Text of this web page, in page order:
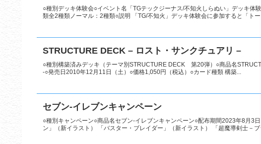
○種別デッキ体験会○イベント名「TGテックジーナス/不知火しらぬい」デッキ
類全2種類ノーマル：2種類○説明 「TG/不知火」デッキ体験会に参加すると「トー
STRUCTURE DECK – ロスト・サンクチュアリ –
○種別構築済みデッキ（テーマ別STRUCTURE DECK 第20弾）○商品名
-○発売日2010年12月11日（土）○価格1,050円（税込）○カード種類 構築...
セブン-イレブンキャンペーン
○種別キャンペーン○商品名セブン-イレブンキャンペーン○配布期間2023年8月3
ン」（新イラスト） 「バスター・ブレイダー」（新イラスト） 「超魔導剣士－ブ